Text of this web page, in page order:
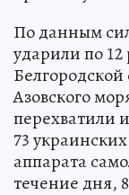
По данным
ударили по
Азовского
перехватили
73
аппарата
течение дня,